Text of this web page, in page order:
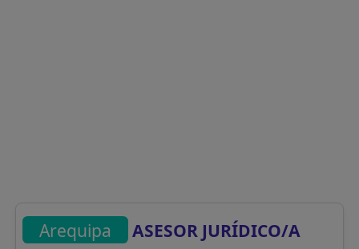
Arequipa ASESOR JURÍDICO/A